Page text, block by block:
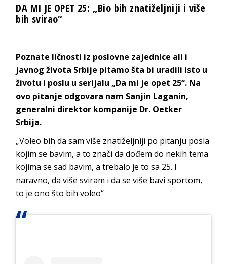
DA MI JE OPET 25: „Bio bih znatiželjniji i više
bih svirao“
Poznate ličnosti iz poslovne zajednice ali i
javnog života Srbije pitamo šta bi uradili isto u
životu i poslu u serijalu „Da mi je opet 25“. Na
ovo pitanje odgovara nam Sanjin Laganin,
generalni direktor kompanije Dr. Oetker
Srbija.
„Voleo bih da sam više znatiželjniji po pitanju posla
kojim se bavim, a to znači da dođem do nekih tema
kojima se sad bavim, a trebalo je to sa 25. I
naravno, da više sviram i da se više bavi sportom,
to je ono što bih voleo“